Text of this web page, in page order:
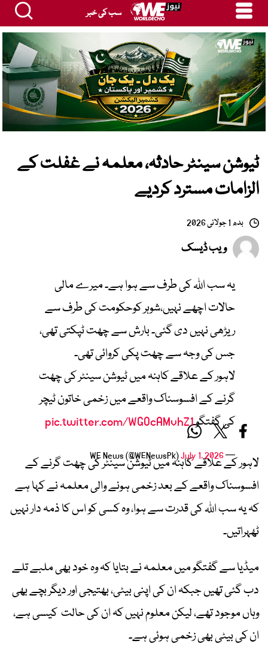
سب کی خبر
ٹیوشن سینٹر حادثہ، معلمہ نے غفلت کے
الزامات مسترد کردیے
بدھ 1 جولائی 2026
ویب ڈیسک
یہ سب اللہ کی طرف سے ہوا ہے۔ میرے مالی
حالات اچھے نہیں،شوہر کوحکومت کی طرف سے
ریڑھی نہیں دی گئی۔ بارش سے چھت ٹپکتی تھی،
جس کی وجہ سے چھت پکی کروائی تھی۔
لاہور کے علاقے کاہنہ میں ٹیوشن سینٹر کی چھت
گرنے کے افسوسناک واقعے میں زخمی خاتون ٹیچر
کی گفتگوpic.twitter.com/WGOcAMvhZ1
— WE News (@WENewsPk)
July 1, 2026
لاہور کے علاقے کاہنہ میں ٹیوشن سینٹر کی چھت گرنے کے
افسوسناک واقعے کے بعد زخمی ہونے والی معلمہ نے کہا ہے
کہ یہ سب اللہ کی قدرت سے ہوا، وہ کسی کو اس کا ذمہ دار نہیں
ٹھہراتیں۔
میڈیا سے گفتگو میں معلمہ نے بتایا کہ وہ خود بھی ملبے تلے
دب گئی تھیں جبکہ ان کی اپنی بیٹی، بھتیجی اور دیگر بچے بھی
وہاں موجود تھے، لیکن معلوم نہیں کہ ان کی حالت کیسی ہے،
ان کی بیٹی بھی زخمی ہوئی ہے۔